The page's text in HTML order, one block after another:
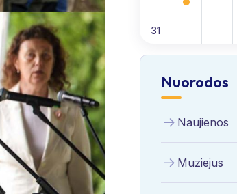
31
Nuorodos
Naujienos
Muziejus